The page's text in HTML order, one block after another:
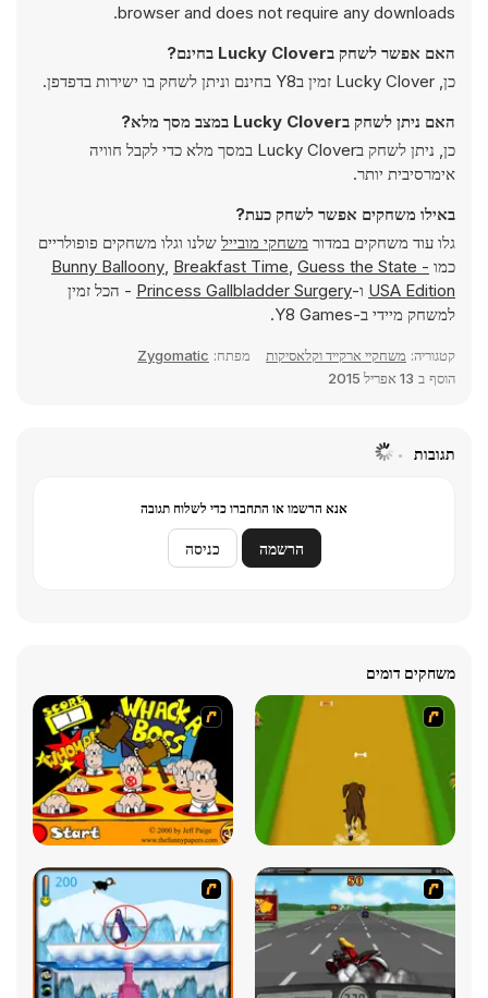
browser and does not require any downloads.
האם אפשר לשחק בLucky Clover בחינם?
כן, Lucky Clover זמין בY8 בחינם וניתן לשחק בו ישירות בדפדפן.
האם ניתן לשחק בLucky Clover במצב מסך מלא?
כן, ניתן לשחק בLucky Clover במסך מלא כדי לקבל חוויה
אימרסיבית יותר.
באילו משחקים אפשר לשחק כעת?
גלו עוד משחקים במדור משחקי מובייל שלנו וגלו משחקים פופולריים
כמו
Bunny Balloony, Breakfast Time, Guess the State -
USA Edition ו-Princess Gallbladder Surgery - הכל זמין
למשחק מיידי ב-Y8 Games.
קטגוריה: משחקיי ארקייד וקלאסיקות מפתח: Zygomatic
הוסף ב 13 אפריל 2015
תגובות
אנא הרשמו או התחברו כדי לשלוח תגובה
הרשמה כניסה
משחקים דומים